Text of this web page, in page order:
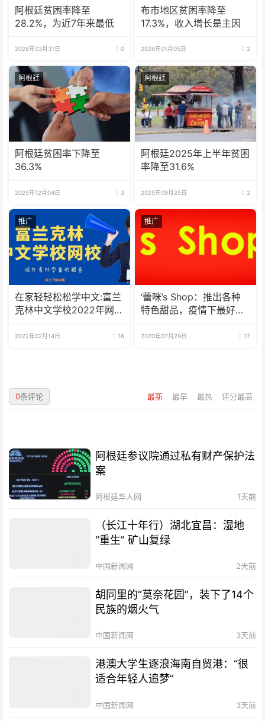
阿根廷贫困率降至
28.2%，为近7年来最低
2026年03月31日 0
布市地区贫困率降至
17.3%，收入增长是主因
2026年01月05日 2
阿根廷
阿根廷贫困率下降至
36.3%
2025年12月04日 3
阿根廷
阿根廷2025年上半年贫困
率降至31.6%
2025年09月25日 2
推广
在家轻轻松松学中文:富兰
克林中文学校2022年网校
2022年02月14日 16
推广
‘蕾咪’s Shop：推出各种
特色甜品，疫情下最好的
2020年07月29日 17
最新 最早 最热 评分最高
0条评论
阿根廷参议院通过私有财产保护法
案
阿根廷华人网 1天前
（长江十年行）湖北宜昌：湿地
“重生” 矿山复绿
中国新闻网 2天前
胡同里的“莫奈花园”，装下了14个
民族的烟火气
中国新闻网 3天前
港澳大学生逐浪海南自贸港：“很
适合年轻人追梦”
中国新闻网 3天前